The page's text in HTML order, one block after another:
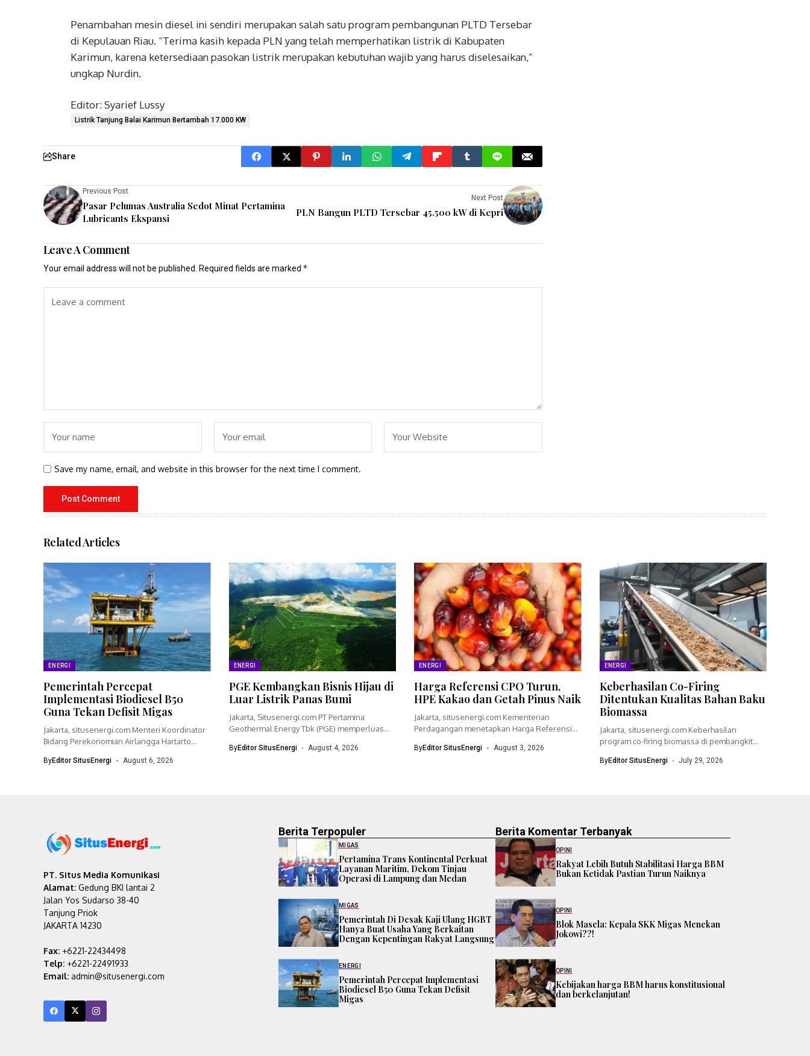
Penambahan mesin diesel ini sendiri merupakan salah satu program pembangunan PLTD Tersebar
di Kepulauan Riau. “Terima kasih kepada PLN yang telah memperhatikan listrik di Kabupaten
Karimun, karena ketersediaan pasokan listrik merupakan kebutuhan wajib yang harus diselesaikan,”
ungkap Nurdin.
Editor: Syarief Lussy
Listrik Tanjung Balai Karimun Bertambah 17.000 KW
Share
Previous Post
Pasar Pelumas Australia Sedot Minat Pertamina
Lubricants Ekspansi
Next Post
PLN Bangun PLTD Tersebar 45.500 kW di Kepri
Leave A Comment
Your email address will not be published. Required fields are marked *
Save my name, email, and website in this browser for the next time I comment.
Related Articles
ENERGI
Pemerintah Percepat
Implementasi Biodiesel B50
Guna Tekan Defisit Migas
Jakarta, situsenergi.com Menteri Koordinator
Bidang Perekonomian Airlangga Hartarto
mempercepat...
ByEditor SitusEnergi August 6, 2026
ENERGI
PGE Kembangkan Bisnis Hijau di
Luar Listrik Panas Bumi
Jakarta, Situsenergi.com PT Pertamina
Geothermal Energy Tbk (PGE) memperluas
ByEditor SitusEnergi August 4, 2026
ENERGI
Harga Referensi CPO Turun,
HPE Kakao dan Getah Pinus Naik
Jakarta, situsenergi.com Kementerian
Perdagangan menetapkan Harga Referensi
ByEditor SitusEnergi August 3, 2026
ENERGI
Keberhasilan Co-Firing
Ditentukan Kualitas Bahan Baku
Biomassa
Jakarta, situsenergi.com Keberhasilan
program co-firing biomassa di pembangkit
ByEditor SitusEnergi July 29, 2026
PT. Situs Media Komunikasi
Alamat: Gedung BKI lantai 2
Jalan Yos Sudarso 38-40
Tanjung Priok
JAKARTA 14230
Fax: +6221-22434498
Telp: +6221-22491933
Email: admin@situsenergi.com
Berita Terpopuler
MIGAS
Pertamina Trans Kontinental Perkuat
Layanan Maritim, Dekom Tinjau
Operasi di Lampung dan Medan
MIGAS
Pemerintah Di Desak Kaji Ulang HGBT
Hanya Buat Usaha Yang Berkaitan
Dengan Kepentingan Rakyat Langsung
ENERGI
Pemerintah Percepat Implementasi
Biodiesel B50 Guna Tekan Defisit
Migas
Berita Komentar Terbanyak
OPINI
Rakyat Lebih Butuh Stabilitasi Harga BBM
Bukan Ketidak Pastian Turun Naiknya
OPINI
Blok Masela: Kepala SKK Migas Menekan
Jokowi??!
OPINI
Kebijakan harga BBM harus konstitusional
dan berkelanjutan!